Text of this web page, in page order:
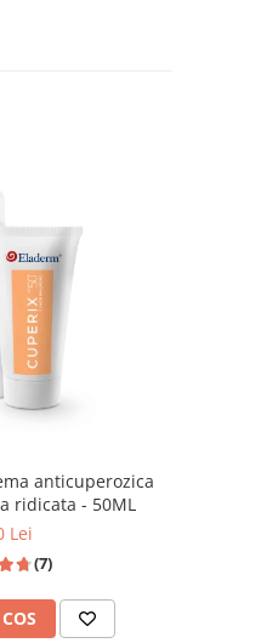
anticuperozica
cu protectie solara ridicata - 50ML
Lei
(7)